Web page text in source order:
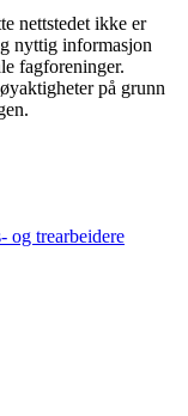
nettstedet ikke er
nyttig informasjon
fagforeninger.
på grunn